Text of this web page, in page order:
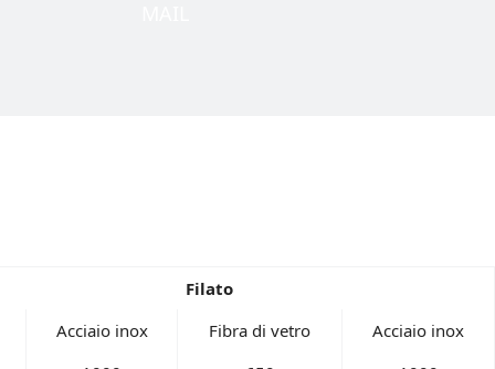
Filato
Acciaio inox Fibra di vetro
Acciaio inox